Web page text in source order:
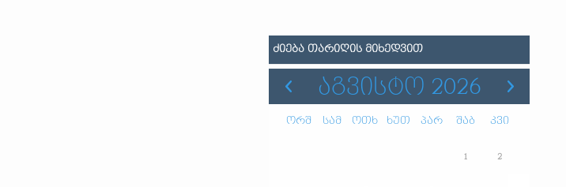
ᲫᲘᲔᲑᲐ ᲗᲐᲠᲘᲦᲘᲡ ᲛᲘᲮᲔᲓᲕᲘᲗ
ᲐᲒᲕᲘᲡᲢᲝ 2026
ორშ სამ ოთხ ხუთ პარ შაბ კვი
1 2